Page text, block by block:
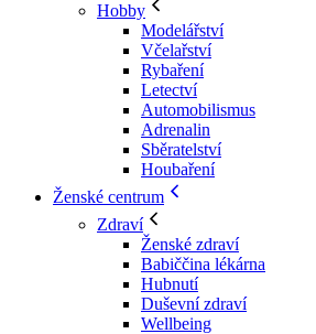
Hobby
Modelářství
Včelařství
Rybaření
Letectví
Automobilismus
Adrenalin
Sběratelství
Houbaření
Ženské centrum
Zdraví
Ženské zdraví
Babiččina lékárna
Hubnutí
Duševní zdraví
Wellbeing